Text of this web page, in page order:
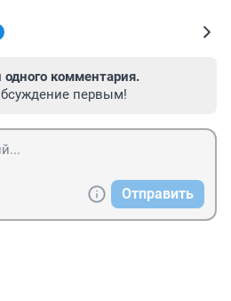
одного комментария.
первым!
Отправить